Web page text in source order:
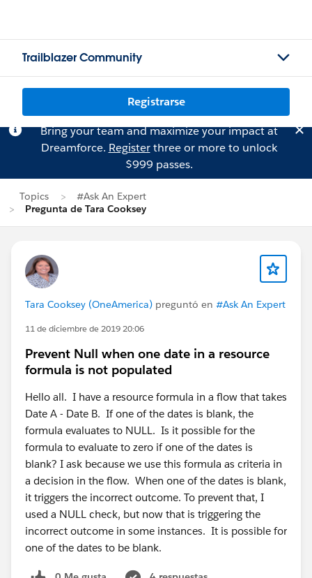
Trailblazer Community
Registrarse
Bring your team and maximize your impact at
Dreamforce. Registerthree or more to unlock
$999 passes.
Topics
#Ask An Expert
Pregunta de Tara Cooksey
Tara Cooksey (OneAmerica) preguntó en #Ask An Expert
11 de diciembre de 2019 20:06
Prevent Null when one date in a resource
formula is not populated
Hello all. I have a resource formula in a flow that takes
Date A - Date B. If one of the dates is blank, the
formula evaluates to NULL. Is it possible for the
formula to evaluate to zero if one of the dates is
blank? I ask because we use this formula as criteria in
a decision in the flow. When one of the dates is blank,
it triggers the incorrect outcome. To prevent that, I
used a NULL check, but now that is triggering the
incorrect outcome in some instances. It is possible for
one of the dates to be blank.